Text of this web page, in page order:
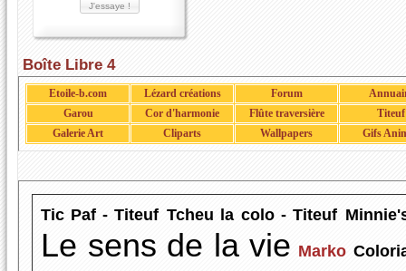
Boîte Libre 4
Etoile-b.com Lézard créations Forum
Garou
Cor d'harmonie Flûte traversière
Titeuf
Galerie Art
Cliparts Wallpapers Gifs
Tic Paf - Titeuf Tcheu la colo - Titeuf
Le sens de la vie Marko